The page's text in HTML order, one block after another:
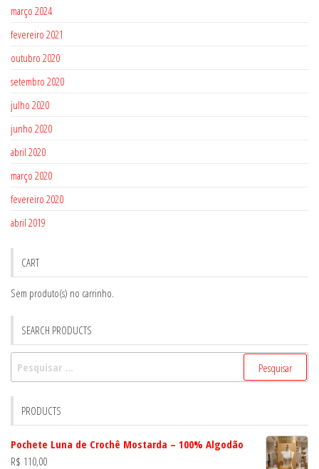
março 2024
fevereiro 2021
outubro 2020
setembro 2020
julho 2020
junho 2020
abril 2020
março 2020
fevereiro 2020
abril 2019
CART
Sem produto(s) no carrinho.
SEARCH PRODUCTS
PRODUCTS
Pochete Luna de Crochê Mostarda – 100% Algodão
R$ 110,00